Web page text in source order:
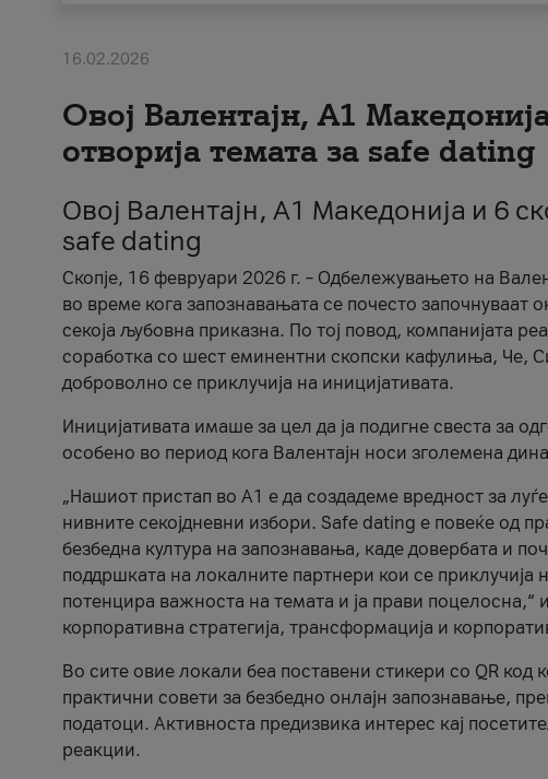
16.02.2026
Овој Валентајн, A1
отворија темата за safe dating
Овој Валентајн, A1 Македонија и 6
safe dating
Скопје, 16 февруари 2026 г. – Одбележувањето на
во време кога запознавањата се почесто започнуваат
секоја љубовна приказна. По тој повод, компанијата
соработка со шест еминентни скопски кафулиња, Че,
доброволно се приклучија на иницијативата.
Иницијативата имаше за цел да ја подигне свеста за
особено во период кога Валентајн носи зголемена
„Нашиот пристап во А1 е да создадеме вредност за
нивните секојдневни избори. Safe dating е повеќе од
безбедна култура на запознавања, каде довербата и
поддршката на локалните партнери кои се приклучија
потенцира важноста на темата и ја прави поцелосна,“
корпоративна стратегија, трансформација и
Во сите овие локали беа поставени стикери со QR код
практични совети за безбедно онлајн запознавање,
податоци. Активноста предизвика интерес кај
реакции.